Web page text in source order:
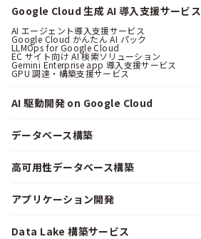
Google Cloud 生成 AI 導入支援サービス
AI エージェント導入支援サービス
Google Cloud かんたん AI パック
LLMOps for Google Cloud
EC サイト向け AI 検索ソリューション
Gemini Enterprise app 導入支援サービス
GPU 調達・構築支援サービス
AI 駆動開発 on Google Cloud
データベース構築
高可用性データベース構築
アプリケーション開発
Data Lake 構築サービス